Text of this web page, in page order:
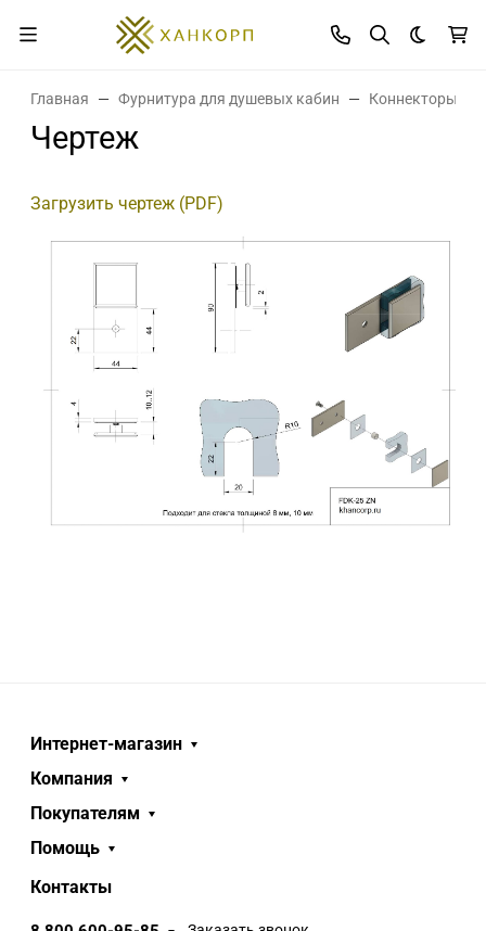
Темная
Главная Фурнитура для душевых кабин Коннекторы
Чертеж
Загрузить чертеж (PDF)
Интернет-магазин
Компания
Покупателям
Помощь
Контакты